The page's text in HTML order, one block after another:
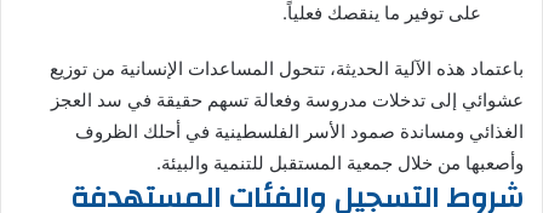
على توفير ما ينقصك فعلياً.
باعتماد هذه الآلية الحديثة، تتحول المساعدات الإنسانية من توزيع
عشوائي إلى تدخلات مدروسة وفعالة تسهم حقيقة في سد العجز
الغذائي ومساندة صمود الأسر الفلسطينية في أحلك الظروف
وأصعبها من خلال جمعية المستقبل للتنمية والبيئة.
شروط التسجيل والفئات المستهدفة